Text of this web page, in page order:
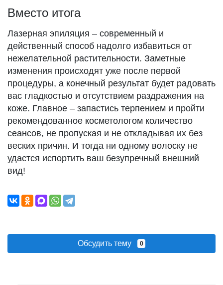
Вместо итога
Лазерная эпиляция – современный и
действенный способ надолго избавиться от
нежелательной растительности. Заметные
изменения происходят уже после первой
процедуры, а конечный результат будет радовать
вас гладкостью и отсутствием раздражения на
коже. Главное – запастись терпением и пройти
рекомендованное косметологом количество
сеансов, не пропуская и не откладывая их без
веских причин. И тогда ни одному волоску не
удастся испортить ваш безупречный внешний
вид!
Обсудить тему 0